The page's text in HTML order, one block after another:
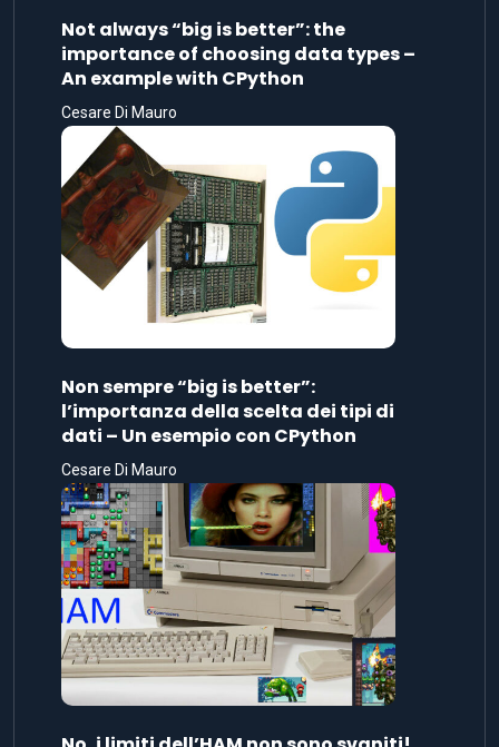
Not always “big is better”: the
importance of choosing data types –
An example with CPython
Cesare Di Mauro
Non sempre “big is better”:
l’importanza della scelta dei tipi di
dati – Un esempio con CPython
Cesare Di Mauro